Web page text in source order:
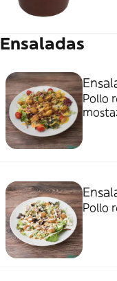
Ensaladas
Pollo
Pollo